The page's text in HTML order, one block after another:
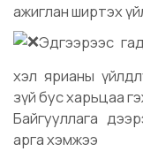
ажиглан ширтэх
Эдгээрээс
хэл ярианы
зүй бус харьцаа
Байгууллага
арга хэмжээ